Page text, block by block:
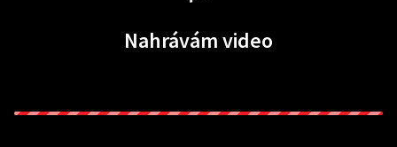
Nahrávám video